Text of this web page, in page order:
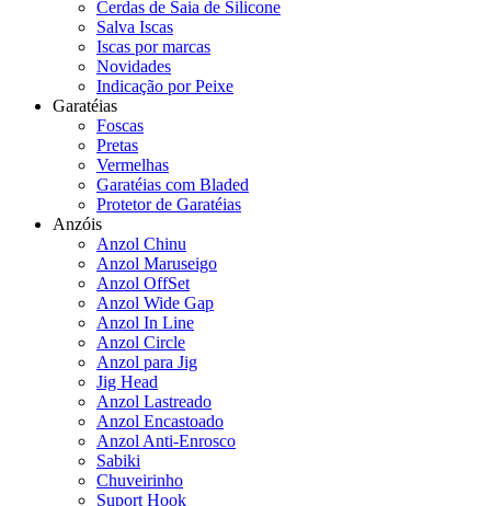
Cerdas de Saia de Silicone
Salva Iscas
Iscas por marcas
Novidades
Indicação por Peixe
Garatéias
Foscas
Pretas
Vermelhas
Garatéias com Bladed
Protetor de Garatéias
Anzóis
Anzol Chinu
Anzol Maruseigo
Anzol OffSet
Anzol Wide Gap
Anzol In Line
Anzol Circle
Anzol para Jig
Jig Head
Anzol Lastreado
Anzol Encastoado
Anzol Anti-Enrosco
Sabiki
Chuveirinho
Suport Hook